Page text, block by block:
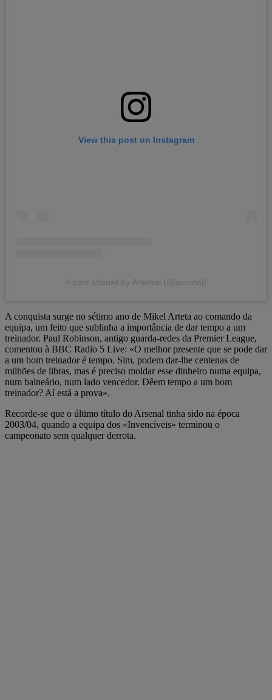
View this post on Instagram
A post shared by Arsenal (@arsenal)
A conquista surge no sétimo ano de Mikel Arteta ao comando da
equipa, um feito que sublinha a importância de dar tempo a um
treinador. Paul Robinson, antigo guarda-redes da Premier League,
comentou à BBC Radio 5 Live: «O melhor presente que se pode dar
a um bom treinador é tempo. Sim, podem dar-lhe centenas de
milhões de libras, mas é preciso moldar esse dinheiro numa equipa,
num balneário, num lado vencedor. Dêem tempo a um bom
treinador? Aí está a prova».
Recorde-se que o último título do Arsenal tinha sido na época
2003/04, quando a equipa dos «Invencíveis» terminou o
campeonato sem qualquer derrota.